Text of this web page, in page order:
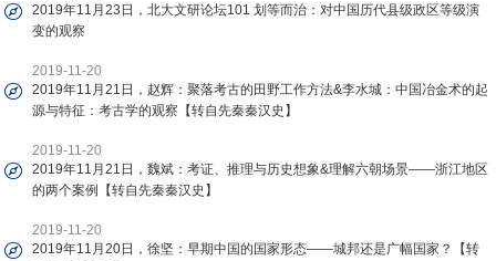
2019年11月23日，北大文研论坛101 划等而治：对中国历代县级政区等级演
变的观察
2019-11-20
2019年11月21日，赵辉：聚落考古的田野工作方法&李水城：中国冶金术的起
源与特征：考古学的观察【转自先秦秦汉史】
2019-11-20
2019年11月21日，魏斌：考证、推理与历史想象&理解六朝场景——浙江地区
的两个案例【转自先秦秦汉史】
2019-11-20
2019年11月20日，徐坚：早期中国的国家形态——城邦还是广幅国家？【转